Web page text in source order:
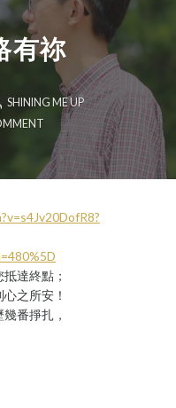
有祢
SHINING ME UP
達終點；
之所安！
番掙扎，